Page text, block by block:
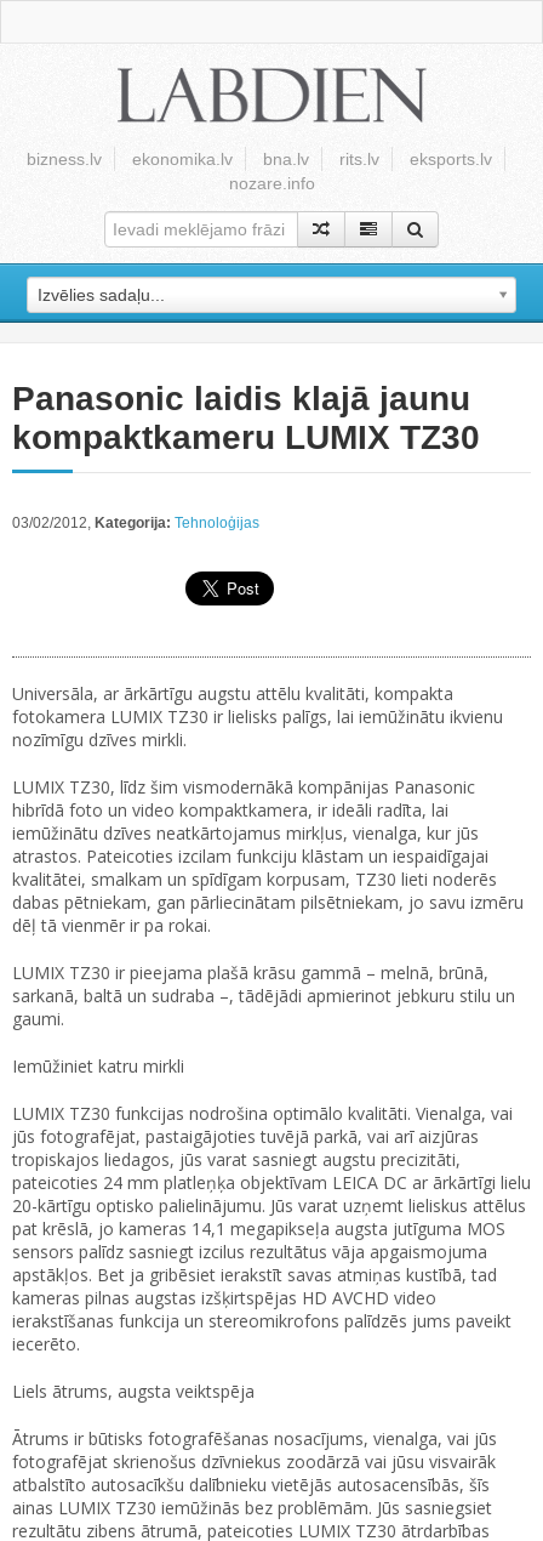
bizness.lv ekonomika.lv bna.lv rits.lv
eksports.lv
nozare.info
Izvēlies sadaļu...
Panasonic laidis klajā jaunu
kompaktkameru LUMIX TZ30
03/02/2012, Kategorija: Tehnoloģijas
Universāla, ar ārkārtīgu augstu attēlu kvalitāti, kompakta
fotokamera LUMIX TZ30 ir lielisks palīgs, lai iemūžinātu ikvienu
nozīmīgu dzīves mirkli.
LUMIX TZ30, līdz šim vismodernākā kompānijas Panasonic
hibrīdā foto un video kompaktkamera, ir ideāli radīta, lai
iemūžinātu dzīves neatkārtojamus mirkļus, vienalga, kur jūs
atrastos. Pateicoties izcilam funkciju klāstam un iespaidīgajai
kvalitātei, smalkam un spīdīgam korpusam, TZ30 lieti noderēs
dabas pētniekam, gan pārliecinātam pilsētniekam, jo savu izmēru
dēļ tā vienmēr ir pa rokai.
LUMIX TZ30 ir pieejama plašā krāsu gammā – melnā, brūnā,
sarkanā, baltā un sudraba –, tādējādi apmierinot jebkuru stilu un
gaumi.
Iemūžiniet katru mirkli
LUMIX TZ30 funkcijas nodrošina optimālo kvalitāti. Vienalga, vai
jūs fotografējat, pastaigājoties tuvējā parkā, vai arī aizjūras
tropiskajos liedagos, jūs varat sasniegt augstu precizitāti,
pateicoties 24 mm platleņķa objektīvam LEICA DC ar ārkārtīgi lielu
20-kārtīgu optisko palielinājumu. Jūs varat uzņemt lieliskus attēlus
pat krēslā, jo kameras 14,1 megapikseļa augsta jutīguma MOS
sensors palīdz sasniegt izcilus rezultātus vāja apgaismojuma
apstākļos. Bet ja gribēsiet ierakstīt savas atmiņas kustībā, tad
kameras pilnas augstas izšķirtspējas HD AVCHD video
ierakstīšanas funkcija un stereomikrofons palīdzēs jums paveikt
iecerēto.
Liels ātrums, augsta veiktspēja
Ātrums ir būtisks fotografēšanas nosacījums, vienalga, vai jūs
fotografējat skrienošus dzīvniekus zoodārzā vai jūsu visvairāk
atbalstīto autosacīkšu dalībnieku vietējās autosacensībās, šīs
ainas LUMIX TZ30 iemūžinās bez problēmām. Jūs sasniegsiet
rezultātu zibens ātrumā, pateicoties LUMIX TZ30 ātrdarbības